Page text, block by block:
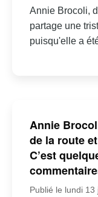
Annie Brocoli,
partage une
puisqu'elle a
Annie
de la route
C’est
Publié le lundi 13